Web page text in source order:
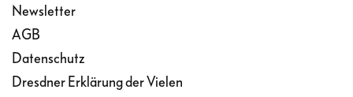
Newsletter
AGB
Datenschutz
Dresdner Erklärung der Vielen